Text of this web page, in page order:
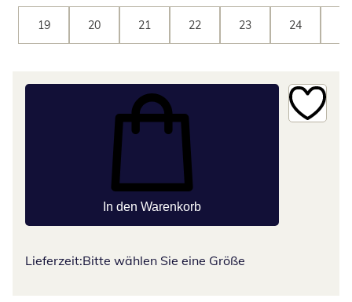
19 20 21 22 23 24
In den Warenkorb
Lieferzeit:Bitte wählen Sie eine Größe